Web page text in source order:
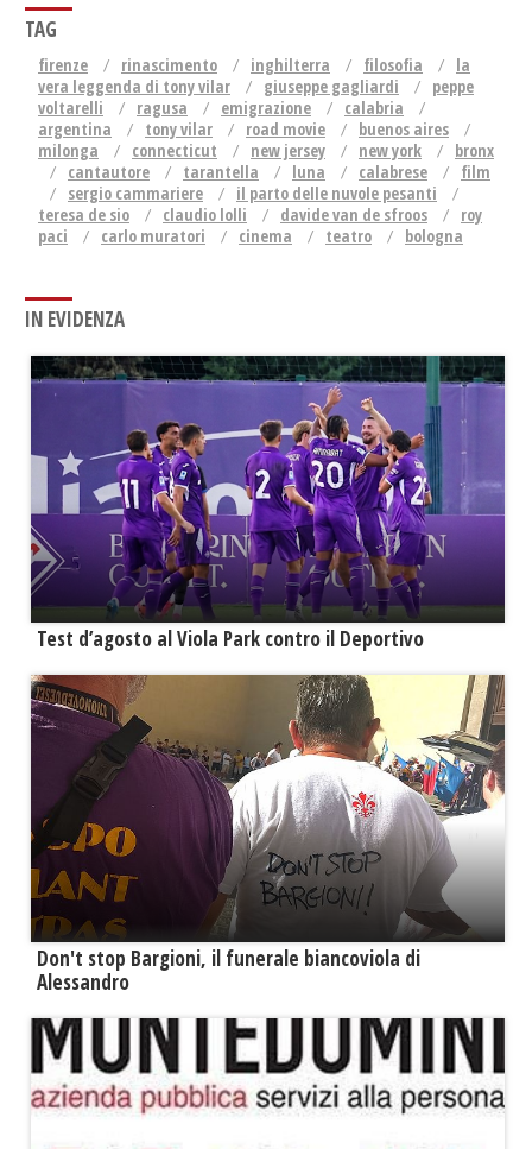
TAG
firenze rinascimento inghilterra filosofia
la
vera leggenda di tony vilar
giuseppe gagliardi
peppe
voltarelli
ragusa emigrazione
calabria
argentina
tony vilar road movie
buenos aires
milonga
connecticut new jersey new york
bronx
cantautore
tarantella luna calabrese
film
sergio cammariere
il parto delle nuvole pesanti
teresa de sio
claudio lolli davide van de sfroos
roy
paci
carlo muratori cinema teatro bologna
IN EVIDENZA
Test d’agosto al Viola Park contro il Deportivo
Don't stop Bargioni, il funerale biancoviola di
Alessandro